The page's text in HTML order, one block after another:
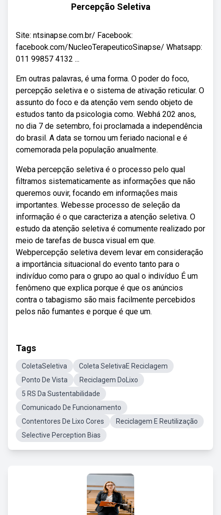
Percepção Seletiva
Site: ntsinapse.com.br/ Facebook:
facebook.com/NucleoTerapeuticoSinapse/ Whatsapp:
011 99857 4132 ...
Em outras palavras, é uma forma. O poder do foco,
percepção seletiva e o sistema de ativação reticular. O
assunto do foco e da atenção vem sendo objeto de
estudos tanto da psicologia como. Webhá 202 anos,
no dia 7 de setembro, foi proclamada a independência
do brasil. A data se tornou um feriado nacional e é
comemorada pela população anualmente.
Weba percepção seletiva é o processo pelo qual
filtramos sistematicamente as informações que não
queremos ouvir, focando em informações mais
importantes. Webesse processo de seleção da
informação é o que caracteriza a atenção seletiva. O
estudo da atenção seletiva é comumente realizado por
meio de tarefas de busca visual em que.
Webpercepção seletiva devem levar em consideração
a importância situacional do evento tanto para o
indivíduo como para o grupo ao qual o indivíduo É um
fenômeno que explica porque é que os anúncios
contra o tabagismo são mais facilmente percebidos
pelos não fumantes e porque é que um.
Tags
ColetaSeletiva
Coleta SeletivaE Reciclagem
Ponto De Vista
Reciclagem DoLixo
5 RS Da Sustentabilidade
Comunicado De Funcionamento
Contentores De Lixo Cores
Reciclagem E Reutilização
Selective Perception Bias